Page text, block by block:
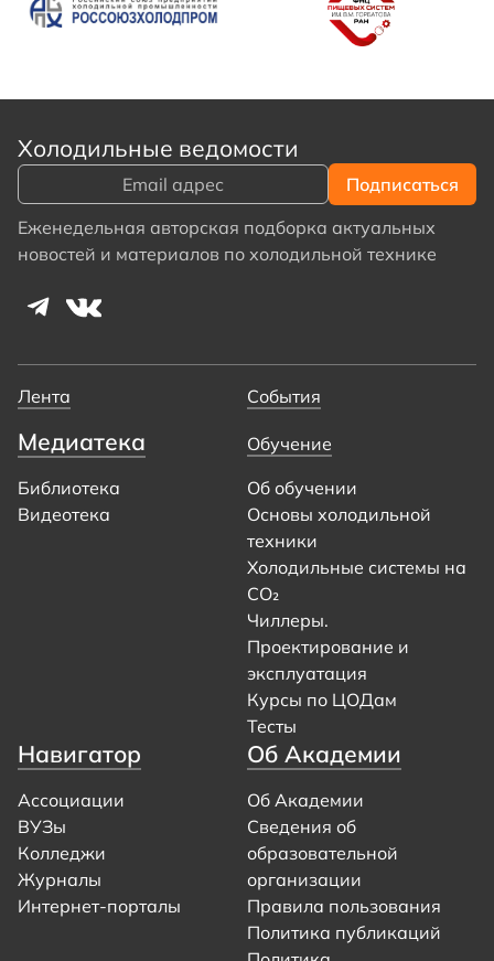
Холодильные ведомости
Еженедельная авторская подборка актуальных
новостей и материалов по холодильной технике
Лента События
Медиатека
Библиотека
Видеотека
Обучение
Об обучении
Основы холодильной
техники
Холодильные системы на
CO₂
Чиллеры.
Проектирование и
эксплуатация
Курсы по ЦОДам
Тесты
Навигатор
Ассоциации
ВУЗы
Колледжи
Журналы
Интернет-порталы
Об Академии
Об Академии
Сведения об
образовательной
организации
Правила пользования
Политика публикаций